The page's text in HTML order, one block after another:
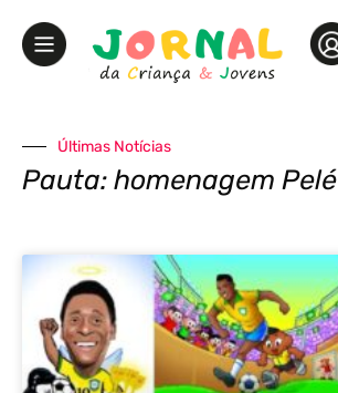
Últimas Notícias
Pauta: homenagem Pelé